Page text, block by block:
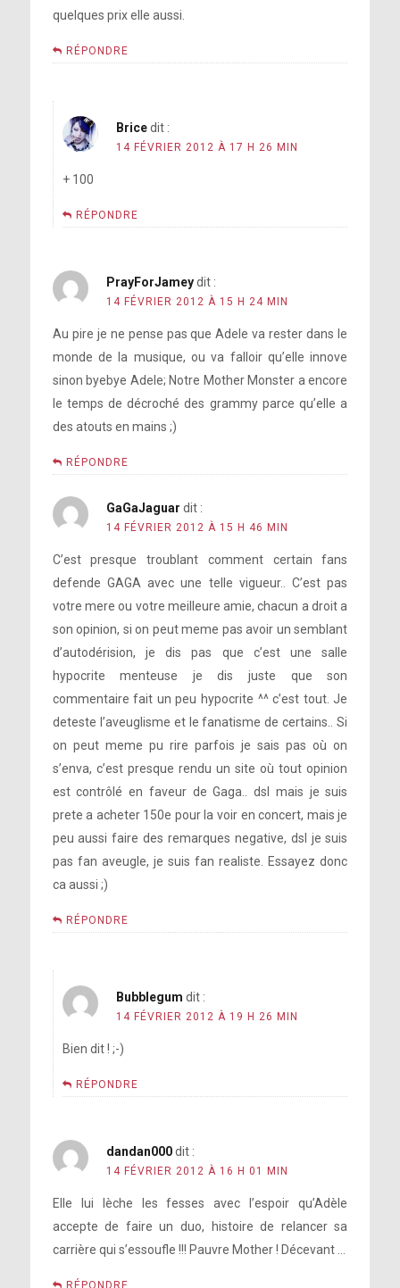
quelques prix elle aussi.
RÉPONDRE
Brice dit :
14 FÉVRIER 2012 À 17 H 26 MIN
+ 100
RÉPONDRE
PrayForJamey dit :
14 FÉVRIER 2012 À 15 H 24 MIN
Au pire je ne pense pas que Adele va rester dans le
monde de la musique, ou va falloir qu’elle innove
sinon byebye Adele; Notre Mother Monster a encore
le temps de décroché des grammy parce qu’elle a
des atouts en mains ;)
RÉPONDRE
GaGaJaguar dit :
14 FÉVRIER 2012 À 15 H 46 MIN
C’est presque troublant comment certain fans
defende GAGA avec une telle vigueur.. C’est pas
votre mere ou votre meilleure amie, chacun a droit a
son opinion, si on peut meme pas avoir un semblant
d’autodérision, je dis pas que c’est une salle
hypocrite menteuse je dis juste que son
commentaire fait un peu hypocrite ^^ c’est tout. Je
deteste l’aveuglisme et le fanatisme de certains.. Si
on peut meme pu rire parfois je sais pas où on
s’enva, c’est presque rendu un site où tout opinion
est contrôlé en faveur de Gaga.. dsl mais je suis
prete a acheter 150e pour la voir en concert, mais je
peu aussi faire des remarques negative, dsl je suis
pas fan aveugle, je suis fan realiste. Essayez donc
ca aussi ;)
RÉPONDRE
Bubblegum dit :
14 FÉVRIER 2012 À 19 H 26 MIN
Bien dit ! ;-)
RÉPONDRE
dandan000 dit :
14 FÉVRIER 2012 À 16 H 01 MIN
Elle lui lèche les fesses avec l’espoir qu’Adèle
accepte de faire un duo, histoire de relancer sa
carrière qui s’essoufle !!! Pauvre Mother ! Décevant …
RÉPONDRE